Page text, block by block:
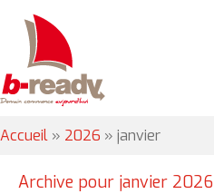
Accueil » 2026 » janvier
Archive pour janvier 2026